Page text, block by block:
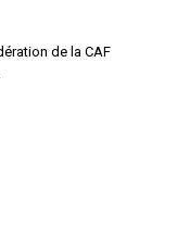
de la CAF